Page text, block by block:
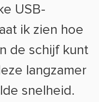
USB-
ik zien hoe
de schijf kunt
langzamer
snelheid.